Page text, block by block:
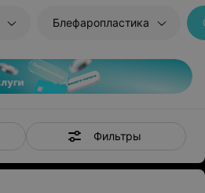
Блефаропластика
Фильтры